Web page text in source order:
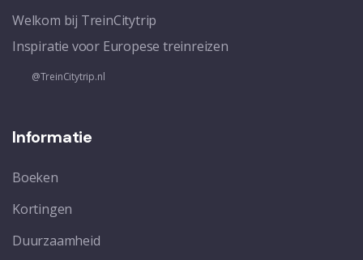
Welkom bij TreinCitytrip
Inspiratie voor Europese treinreizen
@TreinCitytrip.nl
Informatie
Boeken
Kortingen
Duurzaamheid